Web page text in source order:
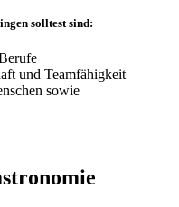
solltest sind:
und Teamfähigkeit
sowie